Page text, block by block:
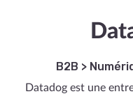
B2B >
Datadog est une